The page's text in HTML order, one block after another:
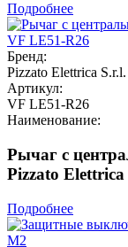
Подробнее
Бренд:
Pizzato Elettrica S.r.l.
Артикул:
VF LE51-R26
Наименование:
Рычаг с
Pizzato
Подробнее